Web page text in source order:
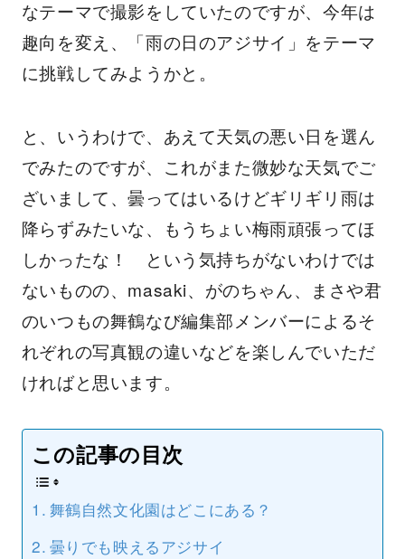
なテーマで撮影をしていたのですが、今年は
趣向を変え、「雨の日のアジサイ」をテーマ
に挑戦してみようかと。
と、いうわけで、あえて天気の悪い日を選ん
でみたのですが、これがまた微妙な天気でご
ざいまして、曇ってはいるけどギリギリ雨は
降らずみたいな、もうちょい梅雨頑張ってほ
しかったな！ という気持ちがないわけでは
ないものの、masaki、がのちゃん、まさや君
のいつもの舞鶴なび編集部メンバーによるそ
れぞれの写真観の違いなどを楽しんでいただ
ければと思います。
この記事の目次
舞鶴自然文化園はどこにある？
曇りでも映えるアジサイ